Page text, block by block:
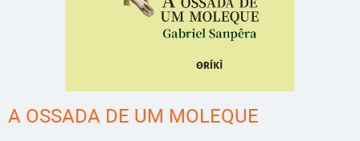
A OSSADA DE UM MOLEQUE